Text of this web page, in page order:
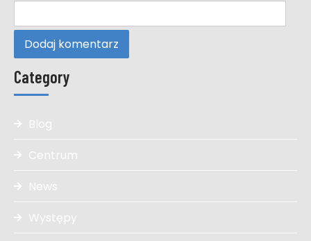
Category
Blog
Centrum
News
Występy